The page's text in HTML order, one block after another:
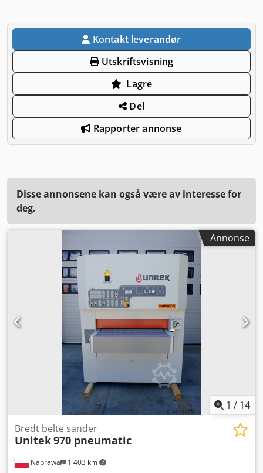
Kontakt leverandør
Utskriftsvisning
Lagre
Del
Rapporter annonse
Disse annonsene kan også være av interesse for
deg.
Annonse
1 / 14
Naprawa 1 403 km
Bredt belte sander
Unitek970 pneumatic